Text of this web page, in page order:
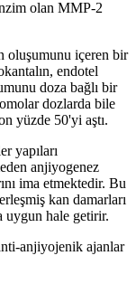
olan MMP-2
oluşumunu içeren bir
endotel
doza bağlı bir
dozlarda bile
yüzde 50'yi aştı.
yapıları
anjiyogenez
ima etmektedir. Bu
kan damarları
uygun hale getirir.
anjiyojenik ajanlar